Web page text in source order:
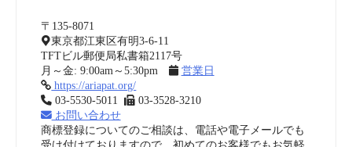
〒135-8071
東京都江東区有明3-6-11
TFTビル郵便局私書箱2117号
月～金: 9:00am～5:30pm
営業日
https://ariapat.org/
03-5530-5011
03-3528-3210
お問い合わせ
商標登録についてのご相談は、電話や電子メールでも